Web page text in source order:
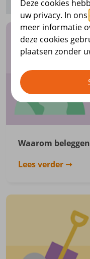
Waarom
Lees verder
Deze cookies
uw privacy. In ons
meer informatie
deze cookies
plaatsen zonder